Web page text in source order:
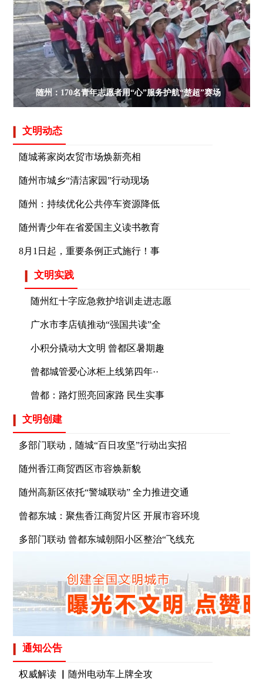
随州：170名青年志愿者用“心”服务护航“楚超”赛场
马泽江胡志莉带队开展“八一”慰
马泽江胡志莉带队开展“八一”慰问在“八一”建军节
来临之际，7月29日和30日，市委书
马泽江调研城市更新工作
马泽江调研城市更新工作时强调聚焦群众关切久久
为功推进城市更新持续增进民生福祉提升
马泽江慰问高温一线劳动者
马泽江慰问高温一线劳动者落实落细防暑降温各项
措施 用心用情关爱一线劳动者7月20日，
文明动态
随城蒋家岗农贸市场焕新亮相
随州市城乡“清洁家园”行动现场
随州：持续优化公共停车资源降低
随州青少年在省爱国主义读书教育
8月1日起，重要条例正式施行！事
文明实践
随州红十字应急救护培训走进志愿
广水市李店镇推动“强国共读”全
小积分撬动大文明 曾都区暑期趣
曾都城管爱心冰柜上线第四年··
曾都：路灯照亮回家路 民生实事
文明创建
多部门联动，随城“百日攻坚”行动出实招
随州香江商贸西区市容焕新貌
随州高新区依托“警城联动” 全力推进交通
曾都东城：聚焦香江商贸片区 开展市容环境
多部门联动 曾都东城朝阳小区整治“飞线充
通知公告
权威解读 ▏随州电动车上牌全攻